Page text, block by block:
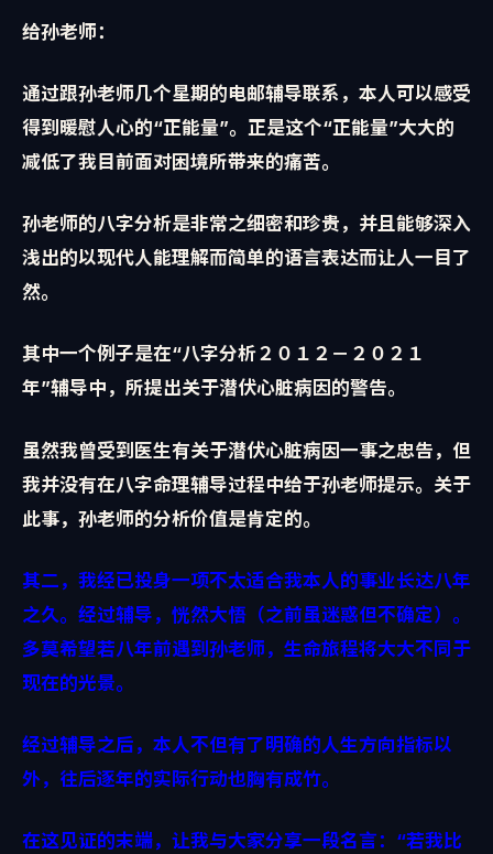
给孙老师：
通过跟孙老师几个星期的电邮辅导联系，本人可以感受
得到暖慰人心的“正能量”。正是这个“正能量”大大的
减低了我目前面对困境所带来的痛苦。
孙老师的八字分析是非常之细密和珍贵，并且能够深入
浅出的以现代人能理解而简单的语言表达而让人一目了
然。
其中一个例子是在“八字分析２０１２－２０２１
年”辅导中，所提出关于潜伏心脏病因的警告。
虽然我曾受到医生有关于潜伏心脏病因一事之忠告，但
我并没有在八字命理辅导过程中给于孙老师提示。关于
此事，孙老师的分析价值是肯定的。
其二，我经已投身一项不太适合我本人的事业长达八年
之久。经过辅导，恍然大悟（之前虽迷惑但不确定）。
多莫希望若八年前遇到孙老师，生命旅程将大大不同于
现在的光景。
经过辅导之后，本人不但有了明确的人生方向指标以
外，往后逐年的实际行动也胸有成竹。
在这见证的末端，让我与大家分享一段名言：“若我比